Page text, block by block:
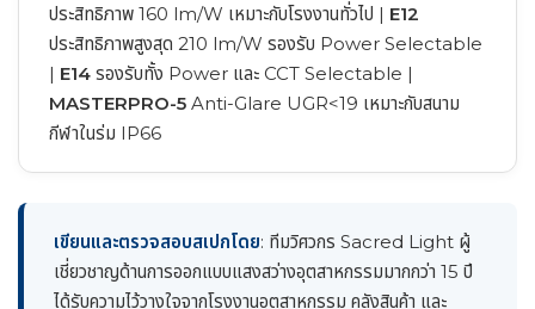
ประสิทธิภาพ 160 lm/W เหมาะกับโรงงานทั่วไป | E12
ประสิทธิภาพสูงสุด 210 lm/W รองรับ Power Selectable
| E14 รองรับทั้ง Power และ CCT Selectable |
MASTERPRO-5 Anti-Glare UGR<19 เหมาะกับสนาม
กีฬาในร่ม IP66
เขียนและตรวจสอบสเปกโดย: ทีมวิศวกร Sacred Light ผู้
เชี่ยวชาญด้านการออกแบบแสงสว่างอุตสาหกรรมมากกว่า 15 ปี
ได้รับความไว้วางใจจากโรงงานอุตสาหกรรม คลังสินค้า และ